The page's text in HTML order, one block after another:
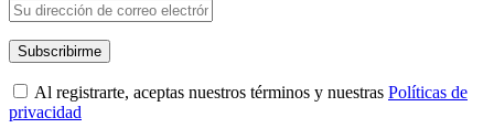
Al registrarte, aceptas nuestros términos y nuestras Políticas de
privacidad